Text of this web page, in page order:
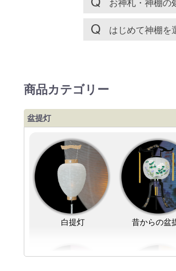
はじめて神棚を
商品カテゴリー
盆提灯
白提灯 昔からの盆